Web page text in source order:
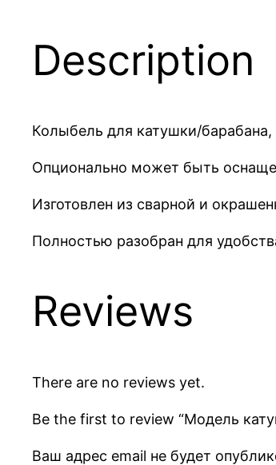
Description
Колыбель для катушки/
Опционально может быть
Изготовлен из сварной и
Полностью разобран для
Reviews
There are no reviews yet.
Be the first to review “Модель
Ваш адрес email не будет